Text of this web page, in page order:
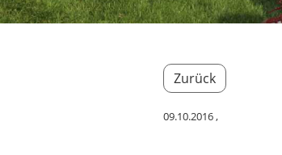
Zurück
09.10.2016,